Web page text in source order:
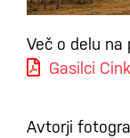
Več o delu na
Gasilci
Avtorji